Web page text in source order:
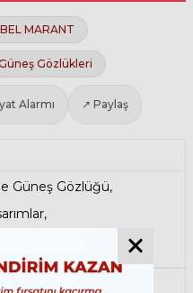
MARANT
Gözlükleri
Alarmı ↗ Paylaş
Güneş Gözlüğü,
,